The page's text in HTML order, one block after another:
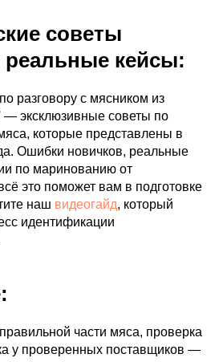
советы
реальные кейсы:
разговору с мясником из
— эксклюзивные советы по
которые представлены в
Ошибки новичков, реальные
по маринованию от
это поможет вам в подготовке
наш видеогайд, который
идентификации
части мяса, проверка
у проверенных поставщиков —